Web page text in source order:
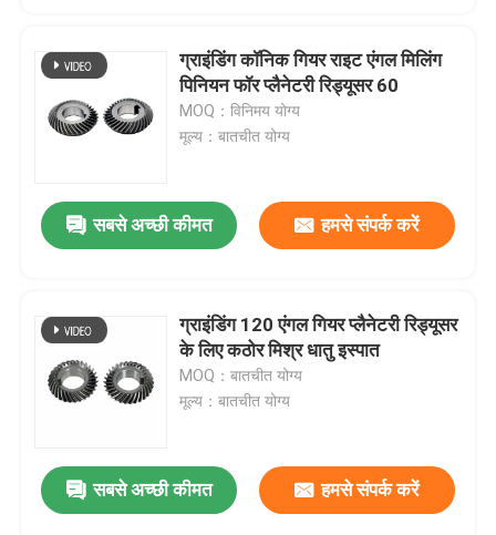
ग्राइंडिंग कॉनिक गियर राइट एंगल मिलिंग
पिनियन फॉर प्लैनेटरी रिड्यूसर 60
MOQ：विनिमय योग्य
मूल्य：बातचीत योग्य
सबसे अच्छी कीमत हमसे संपर्क करें
ग्राइंडिंग 120 एंगल गियर प्लैनेटरी रिड्यूसर
के लिए कठोर मिश्र धातु इस्पात
MOQ：बातचीत योग्य
मूल्य：बातचीत योग्य
सबसे अच्छी कीमत हमसे संपर्क करें